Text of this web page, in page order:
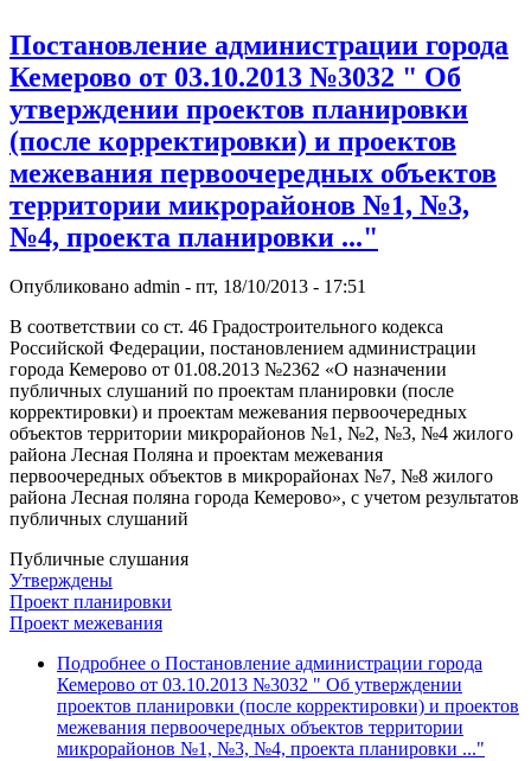
Постановление администрации города
Кемерово от 03.10.2013 №3032 " Об
утверждении проектов планировки
(после корректировки) и проектов
межевания первоочередных объектов
территории микрорайонов №1, №3,
№4, проекта планировки ..."
Опубликовано admin - пт, 18/10/2013 - 17:51
В соответствии со ст. 46 Градостроительного кодекса
Российской Федерации, постановлением администрации
города Кемерово от 01.08.2013 №2362 «О назначении
публичных слушаний по проектам планировки (после
корректировки) и проектам межевания первоочередных
объектов территории микрорайонов №1, №2, №3, №4 жилого
района Лесная Поляна и проектам межевания
первоочередных объектов в микрорайонах №7, №8 жилого
района Лесная поляна города Кемерово», с учетом результатов
публичных слушаний
Публичные слушания
Утверждены
Проект планировки
Проект межевания
Подробнее о Постановление администрации города
Кемерово от 03.10.2013 №3032 " Об утверждении
проектов планировки (после корректировки) и проектов
межевания первоочередных объектов территории
микрорайонов №1, №3, №4, проекта планировки ..."